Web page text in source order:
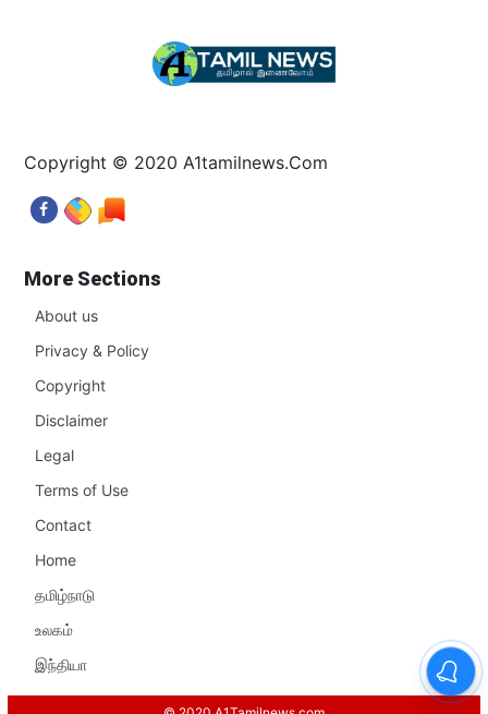
Copyright © 2020 A1tamilnews.Com
More Sections
About us
Privacy & Policy
Copyright
Disclaimer
Legal
Terms of Use
Contact
Home
தமிழ்நாடு
உலகம்
இந்தியா